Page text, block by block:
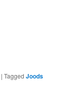
|Tagged Joods